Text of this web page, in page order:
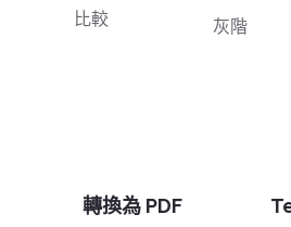
比較
灰階
轉換為 PDF